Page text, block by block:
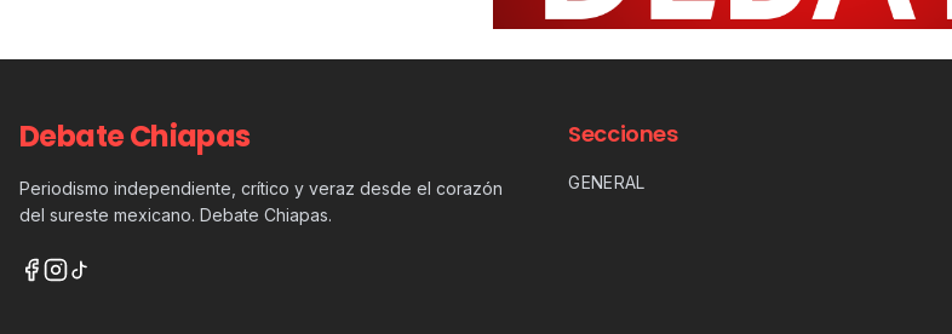
Debate Chiapas
Periodismo independiente, crítico y veraz desde el corazón
del sureste mexicano. Debate Chiapas.
Secciones
GENERAL